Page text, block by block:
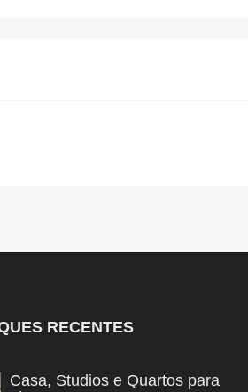
RECENTES
Casa, Studios e Quartos para